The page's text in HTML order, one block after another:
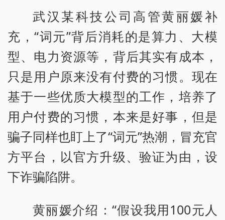
武汉某科技公司高管黄丽媛补
充，“词元”背后消耗的是算力、大模
型、电力资源等，背后其实有成本，
只是用户原来没有付费的习惯。现在
基于一些优质大模型的工作，培养了
用户付费的习惯，本来是好事，但是
骗子同样也盯上了“词元”热潮，冒充官
方平台，以官方升级、验证为由，设
下诈骗陷阱。
黄丽媛介绍：“假设我用100元人